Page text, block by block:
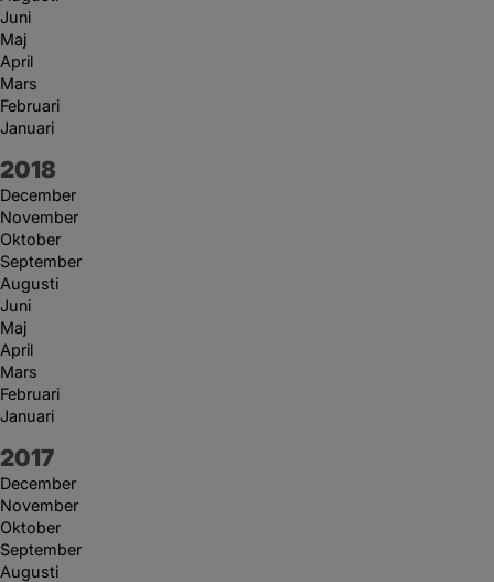
Juni
Maj
April
Mars
Februari
Januari
År:
2018
December
November
Oktober
September
Augusti
Juni
Maj
April
Mars
Februari
Januari
År:
2017
December
November
Oktober
September
Augusti